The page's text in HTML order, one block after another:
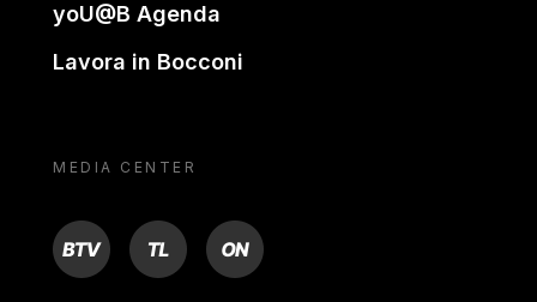
yoU@B Agenda
Lavora in Bocconi
MEDIA CENTER
BTV TL ON